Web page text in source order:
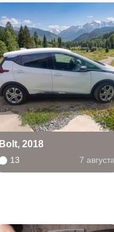
Bolt, 2018
13 7